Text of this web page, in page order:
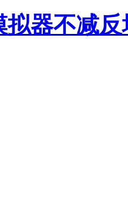
拟器不减反